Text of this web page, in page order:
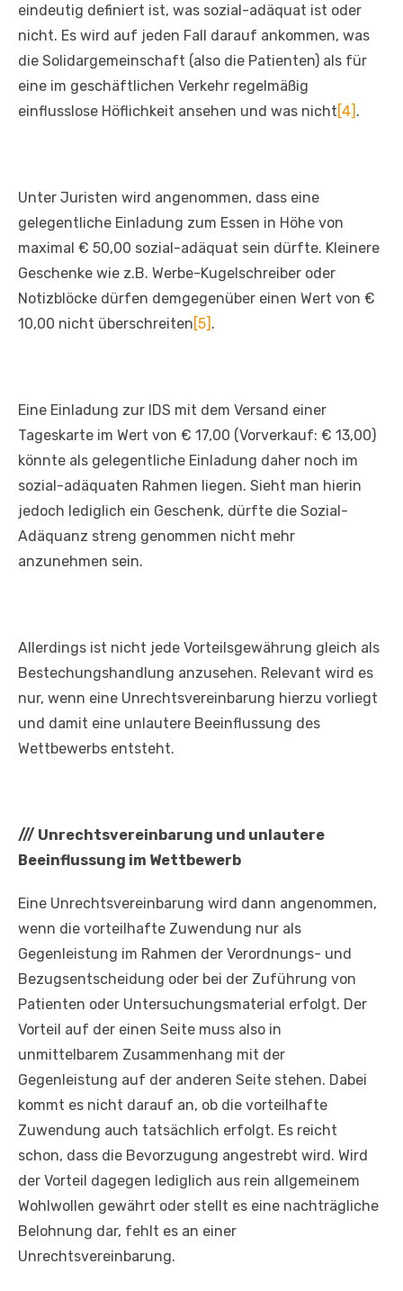
eindeutig definiert ist, was sozial-adäquat ist oder
nicht. Es wird auf jeden Fall darauf ankommen, was
die Solidargemeinschaft (also die Patienten) als für
eine im geschäftlichen Verkehr regelmäßig
einflusslose Höflichkeit ansehen und was nicht[4] .
Unter Juristen wird angenommen, dass eine
gelegentliche Einladung zum Essen in Höhe von
maximal € 50,00 sozial-adäquat sein dürfte. Kleinere
Geschenke wie z.B. Werbe-Kugelschreiber oder
Notizblöcke dürfen demgegenüber einen Wert von €
10,00 nicht überschreiten[5] .
Eine Einladung zur IDS mit dem Versand einer
Tageskarte im Wert von € 17,00 (Vorverkauf: € 13,00)
könnte als gelegentliche Einladung daher noch im
sozial-adäquaten Rahmen liegen. Sieht man hierin
jedoch lediglich ein Geschenk, dürfte die Sozial-
Adäquanz streng genommen nicht mehr
anzunehmen sein.
Allerdings ist nicht jede Vorteilsgewährung gleich als
Bestechungshandlung anzusehen. Relevant wird es
nur, wenn eine Unrechtsvereinbarung hierzu vorliegt
und damit eine unlautere Beeinflussung des
Wettbewerbs entsteht.
/// Unrechtsvereinbarung und unlautere
Beeinflussung im Wettbewerb
Eine Unrechtsvereinbarung wird dann angenommen,
wenn die vorteilhafte Zuwendung nur als
Gegenleistung im Rahmen der Verordnungs- und
Bezugsentscheidung oder bei der Zuführung von
Patienten oder Untersuchungsmaterial erfolgt. Der
Vorteil auf der einen Seite muss also in
unmittelbarem Zusammenhang mit der
Gegenleistung auf der anderen Seite stehen. Dabei
kommt es nicht darauf an, ob die vorteilhafte
Zuwendung auch tatsächlich erfolgt. Es reicht
schon, dass die Bevorzugung angestrebt wird. Wird
der Vorteil dagegen lediglich aus rein allgemeinem
Wohlwollen gewährt oder stellt es eine nachträgliche
Belohnung dar, fehlt es an einer
Unrechtsvereinbarung.